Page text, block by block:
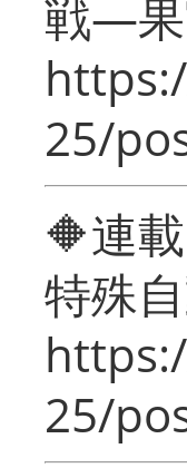
戦―
25/
🔶連
特殊
25/